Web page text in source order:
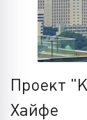
Проект
Хайфе